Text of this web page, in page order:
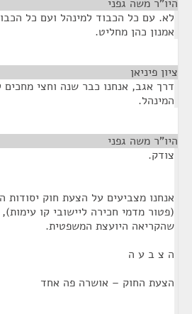
היו"ר משה גפני
לא. עם כל הכבוד למינהל ועם כל
אמנון כהן מחליט.
ציון פיניאן
דרך אגב, אנחנו כבר שנה וחצי
המינהל.
היו"ר משה גפני
צודק.
שהקריאה היועצת המשפטית.
ה צ ב ע ה
הצעת החוק – אושרה פה אחד